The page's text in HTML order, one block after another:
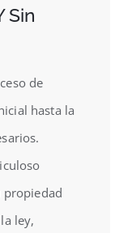
Sin
de
hasta la
propiedad
ley,